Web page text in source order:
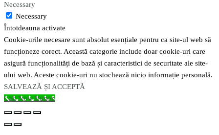
Necessary
Necessary
Întotdeauna activate
Cookie-urile necesare sunt absolut esențiale pentru ca site-ul web să
funcționeze corect. Această categorie include doar cookie-uri care
asigură funcționalități de bază și caracteristici de securitate ale site-
ului web. Aceste cookie-uri nu stochează nicio informație personală.
SALVEAZĂ ȘI ACCEPTĂ
Call Now Button